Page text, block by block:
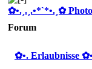
✿ •.¸.¸.•*`*•.¸✿
Forum
✿ •. Erlaubnisse ✿